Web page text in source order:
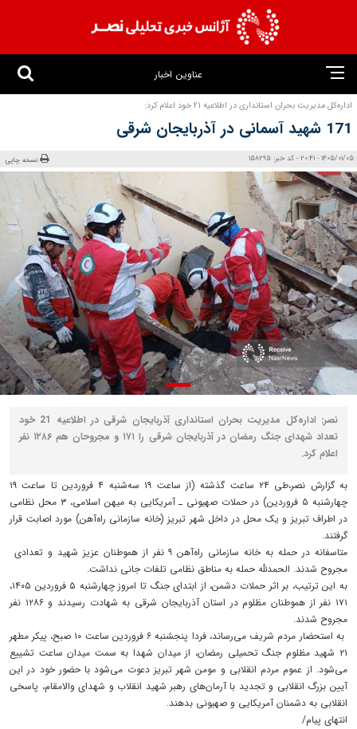
عناوین اخبار
اداره‌کل مدیریت بحران استانداری در اطلاعیه 21 خود اعلام کرد:
171 شهید آسمانی در آذربایجان شرقی
1405/01/05 - 20:41 - کد خبر: 158295 نسخه چاپی
نصر: اداره‌کل مدیریت بحران استانداری آذربایجان شرقی در اطلاعیه 21 خود
تعداد شهدای جنگ رمضان در آذربایجان شرقی را ۱۷۱ و مجروحان هم ۱۲۸۶ نفر
اعلام کرد.
به گزارش نصر،طی ۲۴ ساعت گذشته (از ساعت ۱۹ سه‌شنبه ۴ فروردین تا ساعت ۱۹
چهارشنبه ۵ فروردین) در حملات صهیونی ـ آمریکایی به میهن اسلامی، ۳ محل نظامی
در اطراف تبریز و یک محل در داخل شهر تبریز (خانه سازمانی راه‌آهن) مورد اصابت قرار
گرفتند.
متاسفانه در حمله به خانه سازمانی راه‌آهن ۹ نفر از هموطنان عزیز شهید و تعدادی
مجروح شدند. الحمدلله حمله به مناطق نظامی تلفات جانی نداشت.
به این ترتیب، بر اثر حملات دشمن، از ابتدای جنگ تا امروز چهارشنبه ۵ فروردین ۱۴۰۵،
۱۷۱ نفر از هموطنان مظلوم در استان آذربایجان شرقی به شهادت رسیدند و ۱۲۸۶ نفر
مجروح شدند.
به استحضار مردم شریف می‌رساند، فردا پنجشنبه ۶ فروردین ساعت ۱۰ صبح، پیکر مطهر
۲۱ شهید مظلوم جنگ تحمیلی رمضان، از میدان شهدا به سمت میدان ساعت تشییع
می‌شود. از عموم مردم انقلابی و مومن شهر تبریز دعوت می‌شود با حضور خود در این
آیین بزرگ‌ انقلابی و تجدید با آرمان‌های رهبر شهید انقلاب و شهدای والامقام، پاسخی
انقلابی به دشمنان آمریکایی و صهیونی بدهند.
انتهای پیام/